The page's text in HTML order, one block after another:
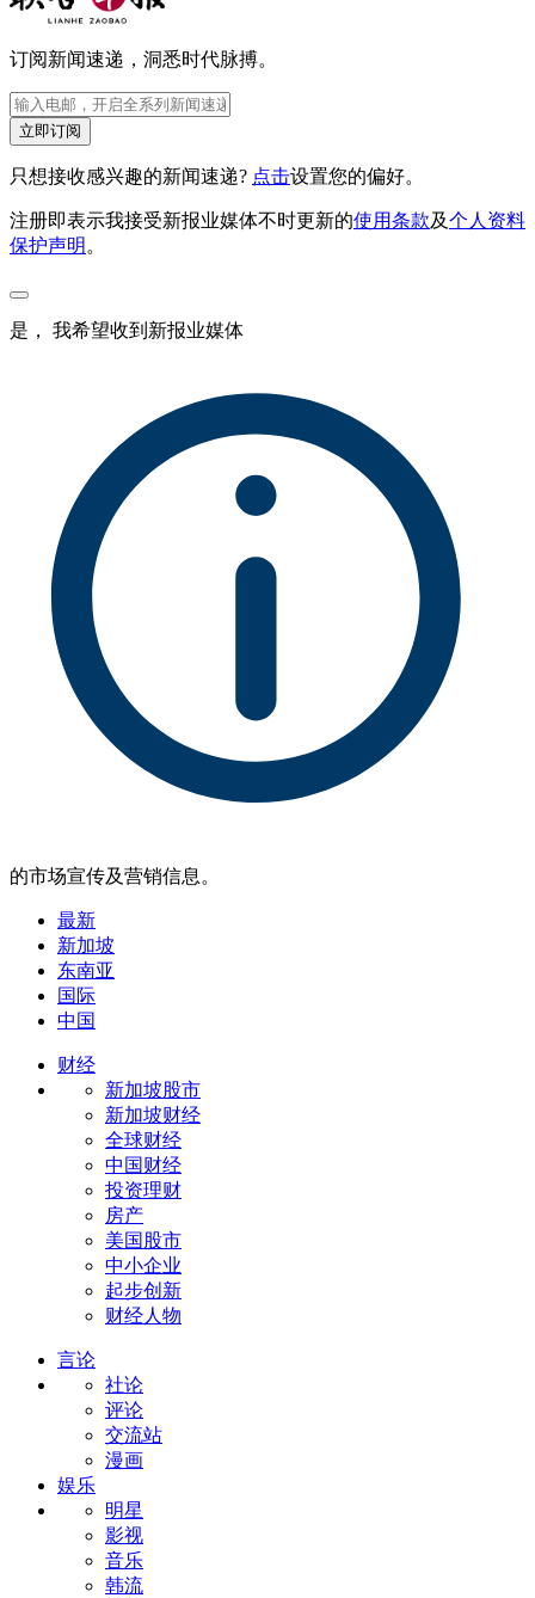
订阅新闻速递，洞悉时代脉搏。
立即订阅
只想接收感兴趣的新闻速递? 点击设置您的偏好。
注册即表示我接受新报业媒体不时更新的使用条款及个人资料
保护声明 。
是， 我希望收到新报业媒体
的市场宣传及营销信息。
最新
新加坡
东南亚
国际
中国
财经
新加坡股市
新加坡财经
全球财经
中国财经
投资理财
房产
美国股市
中小企业
起步创新
财经人物
言论
社论
评论
交流站
漫画
娱乐
明星
影视
音乐
韩流